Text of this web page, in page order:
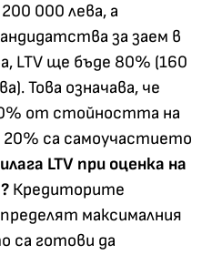
000 лева, а
за заем в
LTV ще бъде 80% (160
Това означава, че
от стойността на
са самоучастието
LTV при оценка на
Кредиторите
максималния
са готови да